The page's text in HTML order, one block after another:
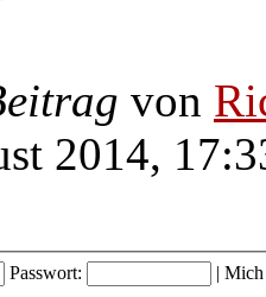
von
2014,
Passwort: | Mich